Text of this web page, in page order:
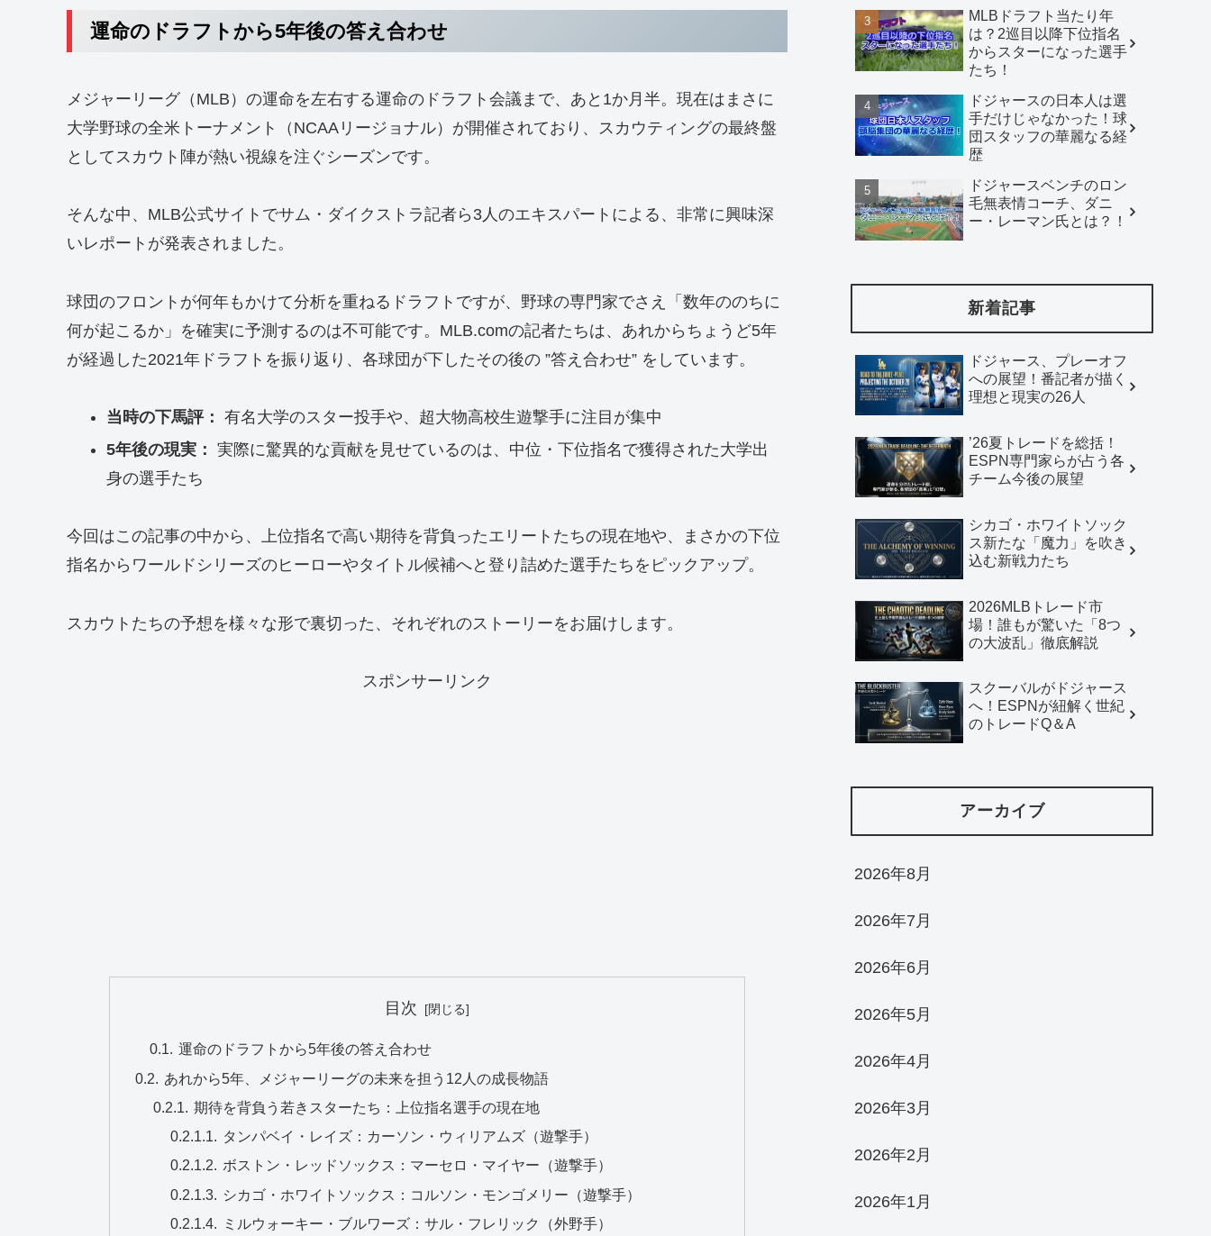
運命のドラフトから5年後の答え合わせ
メジャーリーグ（MLB）の運命を左右する運命のドラフト会議まで、あと1か月半。現在はまさに
大学野球の全米トーナメント（NCAAリージョナル）が開催されており、スカウティングの最終盤
としてスカウト陣が熱い視線を注ぐシーズンです。
そんな中、MLB公式サイトでサム・ダイクストラ記者ら3人のエキスパートによる、非常に興味深
いレポートが発表されました。
球団のフロントが何年もかけて分析を重ねるドラフトですが、野球の専門家でさえ「数年ののちに
何が起こるか」を確実に予測するのは不可能です。MLB.comの記者たちは、あれからちょうど5年
が経過した2021年ドラフトを振り返り、各球団が下したその後の ”答え合わせ” をしています。
当時の下馬評： 有名大学のスター投手や、超大物高校生遊撃手に注目が集中
5年後の現実： 実際に驚異的な貢献を見せているのは、中位・下位指名で獲得された大学出
身の選手たち
今回はこの記事の中から、上位指名で高い期待を背負ったエリートたちの現在地や、まさかの下位
指名からワールドシリーズのヒーローやタイトル候補へと登り詰めた選手たちをピックアップ。
スカウトたちの予想を様々な形で裏切った、それぞれのストーリーをお届けします。
スポンサーリンク
目次
運命のドラフトから5年後の答え合わせ
あれから5年、メジャーリーグの未来を担う12人の成長物語
期待を背負う若きスターたち：上位指名選手の現在地
タンパベイ・レイズ：カーソン・ウィリアムズ（遊撃手）
ボストン・レッドソックス：マーセロ・マイヤー（遊撃手）
シカゴ・ホワイトソックス：コルソン・モンゴメリー（遊撃手）
ミルウォーキー・ブルワーズ：サル・フレリック（外野手）
MLBドラフト当たり年
は？2巡目以降下位指名
からスターになった選手
たち！
ドジャースの日本人は選
手だけじゃなかった！球
団スタッフの華麗なる経
歴
ドジャースベンチのロン
毛無表情コーチ、ダニ
ー・レーマン氏とは？！
新着記事
ドジャース、プレーオフ
への展望！番記者が描く
理想と現実の26人
’26夏トレードを総括！
ESPN専門家らが占う各
チーム今後の展望
シカゴ・ホワイトソック
ス新たな「魔力」を吹き
込む新戦力たち
2026MLBトレード市
場！誰もが驚いた「8つ
の大波乱」徹底解説
スクーバルがドジャース
へ！ESPNが紐解く世紀
のトレードQ＆A
アーカイブ
2026年8月
2026年7月
2026年6月
2026年5月
2026年4月
2026年3月
2026年2月
2026年1月